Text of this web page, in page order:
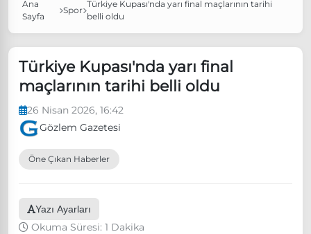
Popüler Aramalar
Özgür Özel, Ekrem İmamoğlu’nu ziyaret edecek
Ünlü çift bir etkinliğe daha katılmama kararı aldı
Ana
Sayfa
Spor
Türkiye Kupası'nda yarı final maçlarının tarihi
belli oldu
Türkiye Kupası'nda yarı final
maçlarının tarihi belli oldu
26 Nisan 2026, 16:42
Gözlem Gazetesi
Öne Çıkan Haberler
Yazı Ayarları
Okuma Süresi: 1 Dakika